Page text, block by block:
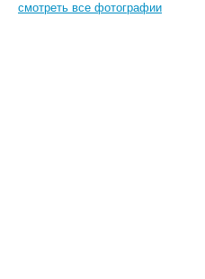
смотреть все фотографии